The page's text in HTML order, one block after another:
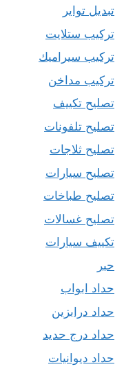
تبديل تواير
تركيب ستلايت
تركيب سيراميك
تركيب مداخن
تصليح تكييف
تصليح تلفونات
تصليح ثلاجات
تصليح سيارات
تصليح طباخات
تصليح غسالات
تكييف سيارات
حبر
حداد ابواب
حداد درابزين
حداد درج حديد
حداد ديوانيات